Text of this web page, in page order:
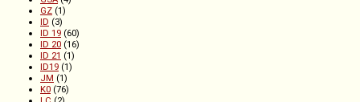
GZ (1)
ID (3)
ID 19 (60)
ID 20 (16)
ID 21 (1)
ID19 (1)
JM (1)
K0 (76)